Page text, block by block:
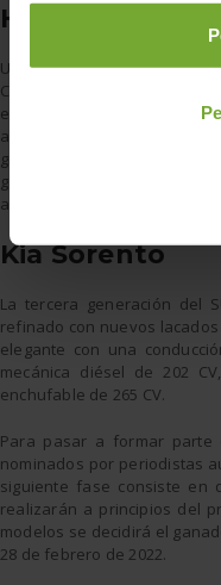
Hyundai Tucson
Un crossover avanzado,
Con una imagen renovada
en nuestro país. Su
acogedor con toques de
gran variedad de
gasolina
autorrecargables e híbrido
Kia Sorento
La tercera generación del
refinado con nuevos
elegante con una
mecánica diésel de 202
enchufable de 265 CV.
Para pasar a formar
nominados por periodistas
siguiente fase consiste en
realizarán a principios del
modelos se decidirá el
28 de febrero de 2022.